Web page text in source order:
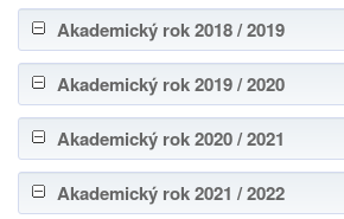
Akademický rok 2018 / 2019
Akademický rok 2019 / 2020
Akademický rok 2020 / 2021
Akademický rok 2021 / 2022